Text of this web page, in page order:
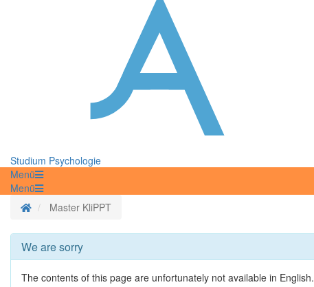
Studium Psychologie
Menü
Menü
Homepage
Master KliPPT
We are sorry
The contents of this page are unfortunately not available in English.